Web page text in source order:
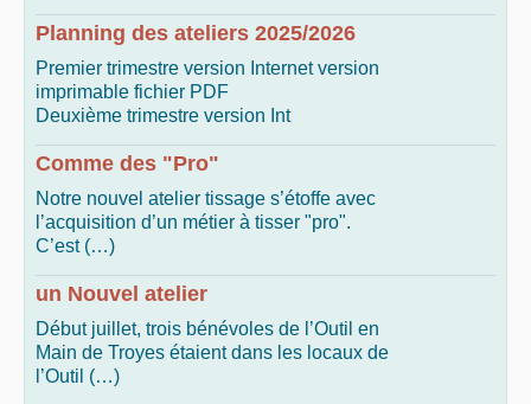
Planning des ateliers 2025/2026
Premier trimestre version Internet version
imprimable fichier PDF
Deuxième trimestre version Int
Comme des "Pro"
Notre nouvel atelier tissage s’étoffe avec
l’acquisition d’un métier à tisser "pro".
C’est (…)
un Nouvel atelier
Début juillet, trois bénévoles de l’Outil en
Main de Troyes étaient dans les locaux de
l’Outil (…)